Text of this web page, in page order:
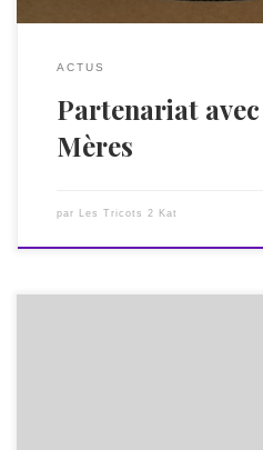
ACTUS
Partenariat avec
Mères
par Les Tricots 2 Kat